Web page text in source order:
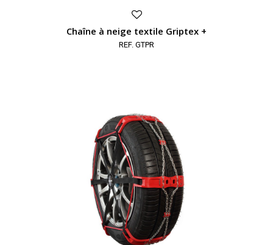
Chaîne à neige textile Griptex +
REF. GTPR